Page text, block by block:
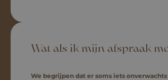
Wat als ik mijn afspraak
We begrijpen dat er soms iets